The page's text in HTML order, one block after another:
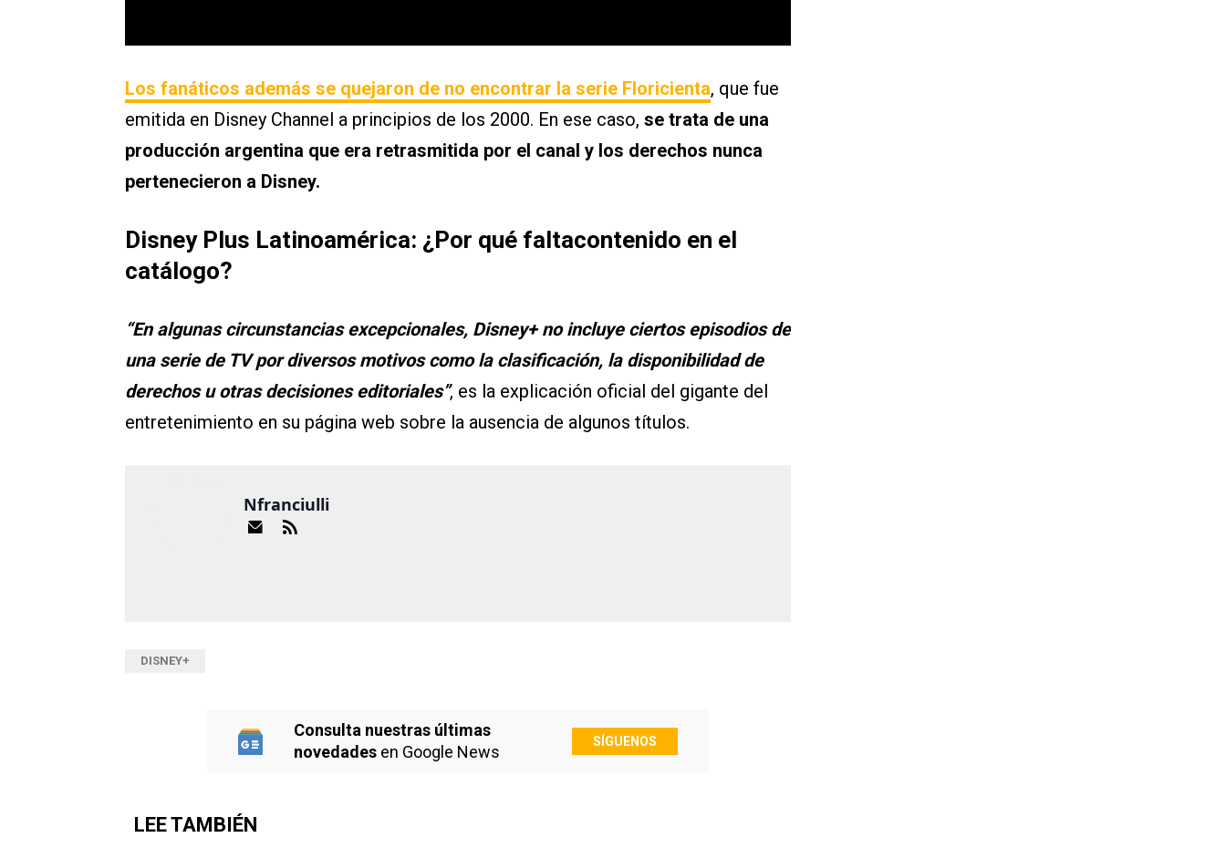
Los fanáticos además se quejaron de no encontrar la serie Floricienta, que fue
emitida en Disney Channel a principios de los 2000. En ese caso, se trata de una
producción argentina que era retrasmitida por el canal y los derechos nunca
pertenecieron a Disney.
Disney Plus Latinoamérica: ¿Por qué faltacontenido en el
catálogo?
“En algunas circunstancias excepcionales, Disney+ no incluye ciertos episodios de
una serie de TV por diversos motivos como la clasificación, la disponibilidad de
derechos u otras decisiones editoriales”, es la explicación oficial del gigante del
entretenimiento en su página web sobre la ausencia de algunos títulos.
Nfranciulli
DISNEY+
Consulta nuestras últimas
novedades en Google News
SÍGUENOS
LEE TAMBIÉN